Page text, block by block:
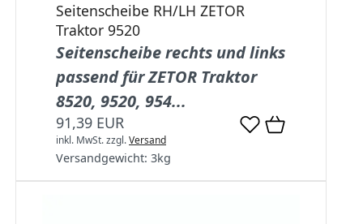
Seitenscheibe RH/LH ZETOR
Traktor 9520
Seitenscheibe rechts und links
passend für ZETOR Traktor
8520, 9520, 954...
91,39 EUR
inkl. MwSt.zzgl.Versand
Versandgewicht: 3kg